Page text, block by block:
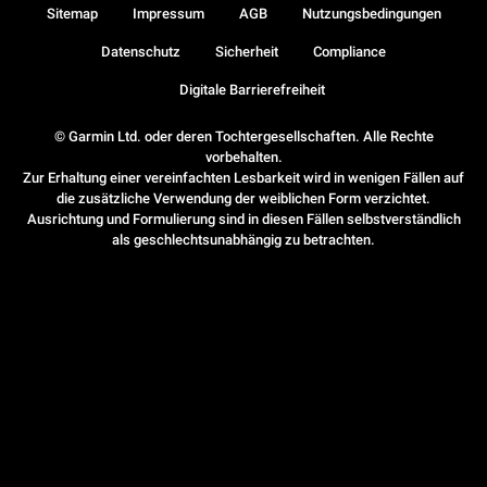
© Garmin Ltd. oder deren Tochtergesellschaften. Alle Rechte
vorbehalten.
Zur Erhaltung einer vereinfachten Lesbarkeit wird in wenigen Fällen auf
die zusätzliche Verwendung der weiblichen Form verzichtet.
Ausrichtung und Formulierung sind in diesen Fällen selbstverständlich
als geschlechtsunabhängig zu betrachten.
Sitemap Impressum AGB Nutzungsbedingungen
Datenschutz Sicherheit Compliance
Digitale Barrierefreiheit